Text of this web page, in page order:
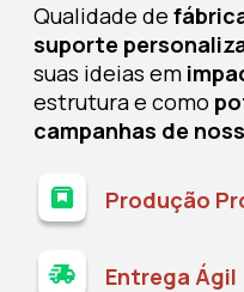
Qualidade de
suporte
suas ideias em
estrutura e como
campanhas de
Produção
Entrega Ágil